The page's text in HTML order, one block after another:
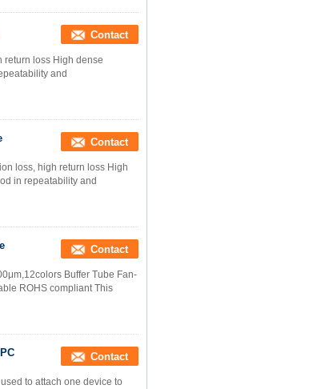
Contact
return loss High dense
and
Contact
loss, high return loss High
in repeatability and
Contact
Buffer Tube Fan-
ROHS compliant This
Contact
to attach one device to